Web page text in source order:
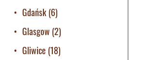
Gdańsk(6)
Glasgow (2)
Gliwice (18)